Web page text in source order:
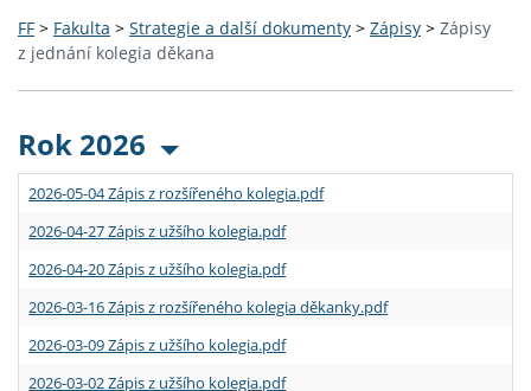
FF > Fakulta > Strategie a další dokumenty > Zápisy > Zápisy
z jednání kolegia děkana
Rok 2026
2026-05-04 Zápis z rozšířeného kolegia.pdf
2026-04-27 Zápis z užšího kolegia.pdf
2026-04-20 Zápis z užšího kolegia.pdf
2026-03-16 Zápis z rozšířeného kolegia děkanky.pdf
2026-03-09 Zápis z užšího kolegia.pdf
2026-03-02 Zápis z užšího kolegia.pdf